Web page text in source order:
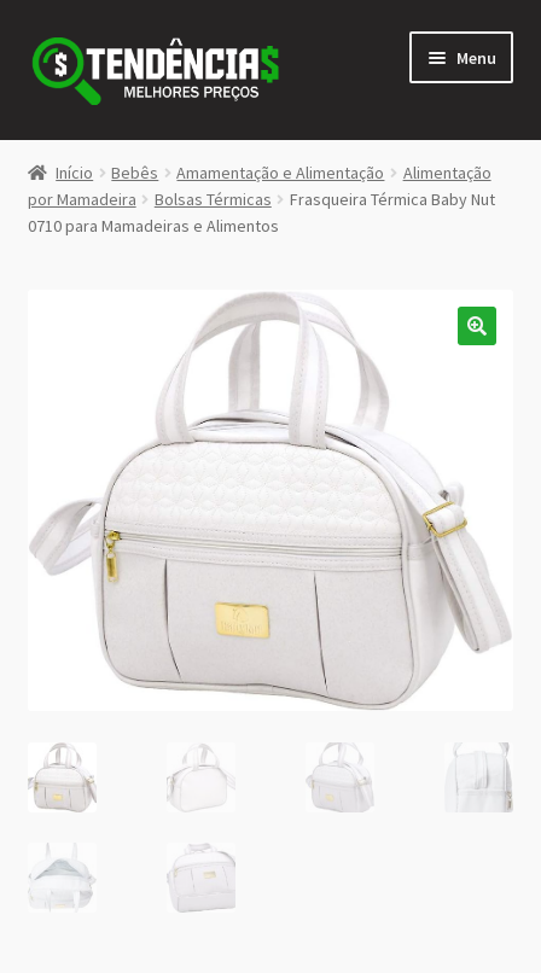
Pular
para
navegação
Pular
para
conteúdo
Menu
LOJA
<>
Início Bebês Amamentação e Alimentação
Alimentação
por Mamadeira
Bolsas Térmicas
Frasqueira Térmica Baby Nut
0710 para Mamadeiras e Alimentos